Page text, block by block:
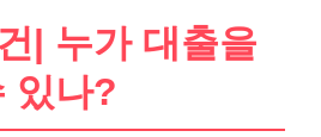
| 누가 대출을
있나?